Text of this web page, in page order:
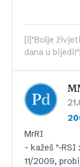
[i]"Bolje
dana u
MrRI
– kažeš "-
11/2009,